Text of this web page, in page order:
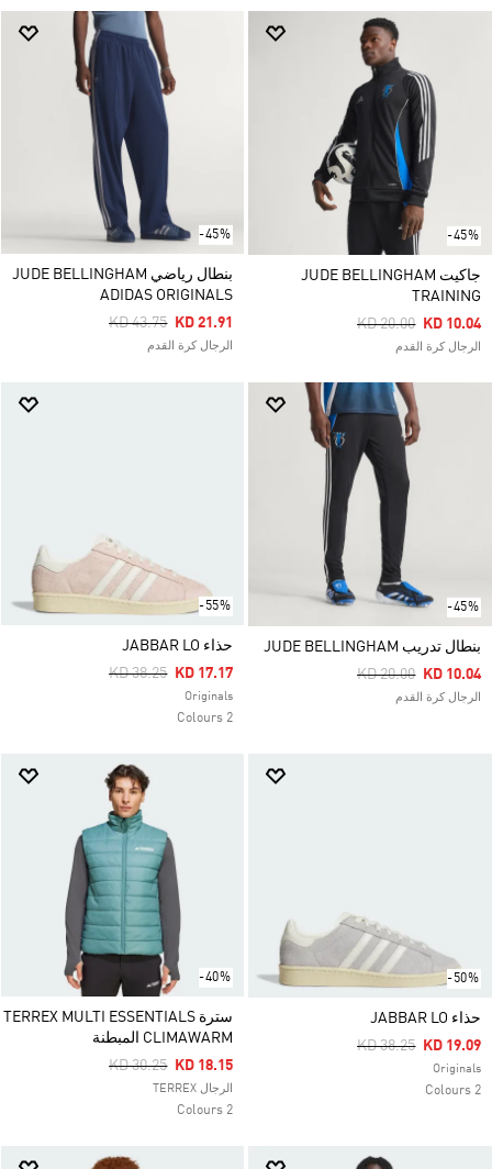
-45%
جاكيت JUDE BELLINGHAM
TRAINING
Price Reduced
KD 20.00ToKD 10.04
الرجال كرة القدم
-45%
بنطال رياضي JUDE BELLINGHAM
ADIDAS ORIGINALS
Price Reduced From
KD 43.75ToKD 21.91
الرجال كرة القدم
-45%
بنطال تدريب JUDE BELLINGHAM
Price Reduced
KD 20.00ToKD 10.04
الرجال كرة القدم
-55%
حذاء JABBAR LO
Price Reduced From
KD 38.25ToKD 17.17
Originals
2 Colours
-50%
حذاء JABBAR LO
Price Reduced
KD 38.25ToKD 19.09
Originals
2 Colours
-40%
سترة TERREX MULTI ESSENTIALS
CLIMAWARM المبطنة
Price Reduced From
KD 30.25ToKD 18.15
الرجال TERREX
2 Colours